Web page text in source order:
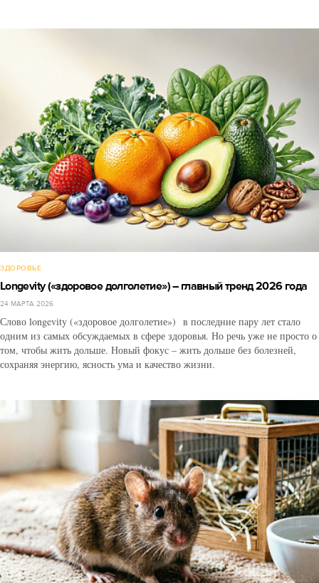
ЗДОРОВЬЕ
Longevity («здоровое долголетие») – главный тренд 2026 года
24 МАРТА 2026
Слово longevity («здоровое долголетие») в последние пару лет стало
одним из самых обсуждаемых в сфере здоровья. Но речь уже не просто о
том, чтобы жить дольше. Новый фокус – жить дольше без болезней,
сохраняя энергию, ясность ума и качество жизни.